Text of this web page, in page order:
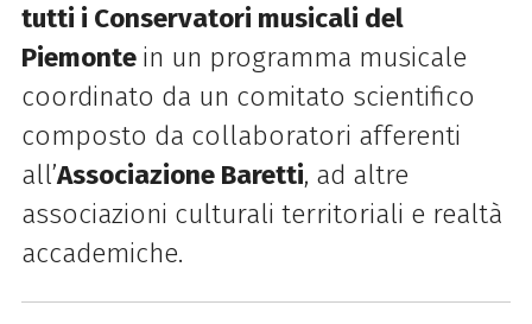
tutti i Conservatori musicali del
Piemonte in un programma musicale
coordinato da un comitato scientifico
composto da collaboratori afferenti
all’Associazione Baretti, ad altre
associazioni culturali territoriali e realtà
accademiche.